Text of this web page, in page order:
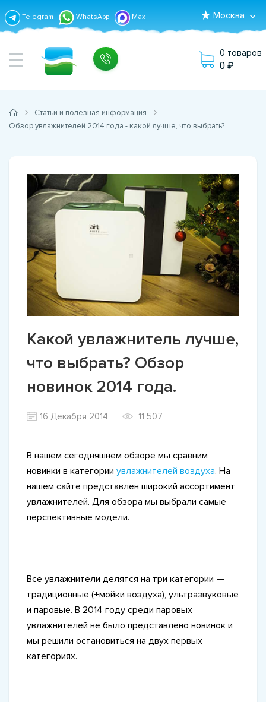
Telegram WhatsApp Max Москва
0 товаров
0
Статьи и полезная информация
Обзор увлажнителей 2014 года - какой лучше, что выбрать?
Какой увлажнитель лучше,
что выбрать? Обзор
новинок 2014 года.
16 Декабря 2014 11 507
В нашем сегодняшнем обзоре мы сравним
новинки в категории увлажнителей воздуха. На
нашем сайте представлен широкий ассортимент
увлажнителей. Для обзора мы выбрали самые
перспективные модели.
Все увлажнители делятся на три категории —
традиционные (+мойки воздуха), ультразвуковые
и паровые. В 2014 году среди паровых
увлажнителей не было представлено новинок и
мы решили остановиться на двух первых
категориях.